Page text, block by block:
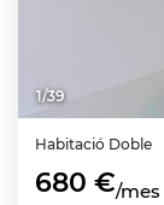
1/39
Habitació Doble
680 €/mes